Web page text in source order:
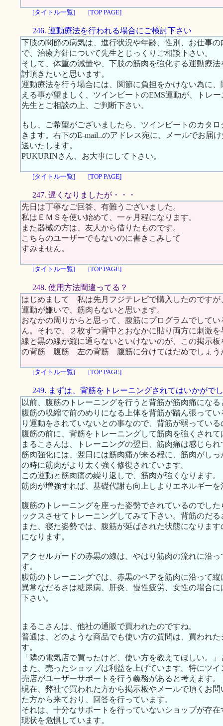
[タイトル一覧] [TOP PAGE]
246. 運動療法を行われる場合にご検討下さい
下肢の関節の病気は、進行状況や年齢、性別、お仕事
で、治療方針について先生とじっくりご相談下さい。
そして、体重の減量や、下肢の筋肉を強化する運動療
討頂きたいと思います。
運動療法を行う場合には、関節に負担をかけない為に
える事が望ましく、ツインビートのEMS運動が、トレ
先生とご相談の上、ご判断下さい。
もし、ご希望がございましたら、ツインビートのカタ
きます。右下のE-mail..のアドレス宛に、メールでお届
送いたします。
PUKURINさん、お大事にして下さい。
[タイトル一覧] [TOP PAGE]
247. 遅くなりましたが・・・
先日は丁寧なご回答、有難うございました。
私はＥＭＳを使い始めて、一ヶ月程になります。
また器械の方は、友人から借りたものです。
こちらのユーザーでもないのに書きこみして
すみません。
[タイトル一覧] [TOP PAGE]
248. 使用方法間違ってる？
はじめまして 私は先月フジテレビで購入したのですが
運動が嫌いで、筋肉もないと思います。
おなかの周りからと思って、腹筋にプログラムでして
ん。それで、２枚ずつ背中とおなかに貼り両方に刺激
線と黒の線が縦に通らないといけないのが、この掲示
の背筋 腹筋 左の背筋 腹筋に分けてはだめでしょう
[タイトル一覧] [TOP PAGE]
249. まずは、背筋をトレーニングされてはいかがで
以前、腹筋のトレーニングを行うと背筋が筋肉痛にな
腹筋の収縮で前のめりになる上体を背筋が踏ん張って
り運動をされていないとの事なので、背筋が弱ってい
腹筋の前に、背筋をトレーニングして筋肉を強くされ
まるこさんは、トレーニングの翌日、筋肉痛は感じら
筋肉強化には、翌日には筋肉痛が来る程に、筋肉がし
の時に筋肉がより太く強く修復されています。
この運動と筋肉痛の繰り返しで、筋肉が強くなります。
筋肉が増強すれば、基礎代謝も向上しよりエネルギー
腹筋のトレーニングを座った姿勢でされているのでし
ックスさせてトレーニングしてみて下さい。背筋のだ
また、寝た姿勢では、腹筋が延ばされた状態になりま
になります。
アクセルガードの赤黒の線は、やはり筋肉の流れに沿
す。
腹筋のトレーニングでは、赤黒のペアを筋肉に沿って
異常なだるさは糖尿病、肝炎、慢性疲労、女性の場合
下さい。
まるこさんは、他社の通販で買われたのですね。
普通は、どのような商品でも使い方の質問は、買われ
す。
「隣の電気店で買ったけど、使い方を教えてほしい。
また、売ったショップは利益を上げています。特にツ
売店がユーザーサポートを行う義務があると考えます。
現在、弊社で買われた方から掲示板やメールで頂くお
た方から来ており、回答を行っています。
それは、十分なサポートを行っていないショップが存
現状を危惧しています。